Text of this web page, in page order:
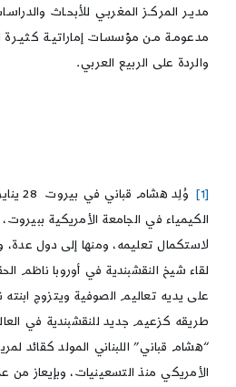
مديـر المركـز المغربـي للأبحـاث
مدعومـة مـن مؤسسـات إماراتيـة كثيـرة
والردة على الربيع العربي.
[1]
الكيمياء في الجامعة الأمريكية
لاستكمال تعليمه، ومنها إلى دول عدة،
على يديه تعاليم الصوفية ويتزوج
طريقه كزعيم جديد للنقشبندية في
“هشام قباني” اللبناني المولد كقائد
الأمريكي منذ التسعينيات، وبإيعاز من